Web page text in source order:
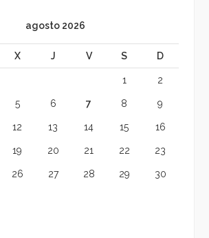
agosto 2026
X J V S D
1 2
5 6 7 8 9
12 13 14 15 16
19 20 21 22 23
26 27 28 29 30